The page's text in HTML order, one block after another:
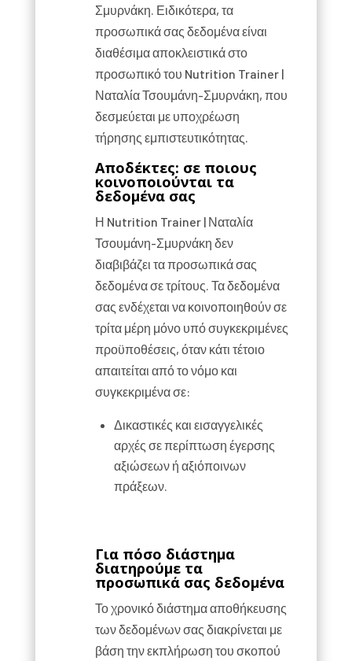
Σμυρνάκη. Ειδικότερα, τα
προσωπικά σας δεδομένα είναι
διαθέσιμα αποκλειστικά στο
προσωπικό του Nutrition Trainer |
Ναταλία Τσουμάνη-Σμυρνάκη, που
δεσμεύεται με υποχρέωση
τήρησης εμπιστευτικότητας.
Αποδέκτες: σε ποιους
κοινοποιούνται τα
δεδομένα σας
Η Nutrition Trainer | Ναταλία
Τσουμάνη-Σμυρνάκη δεν
διαβιβάζει τα προσωπικά σας
δεδομένα σε τρίτους. Τα δεδομένα
σας ενδέχεται να κοινοποιηθούν σε
τρίτα μέρη μόνο υπό συγκεκριμένες
προϋποθέσεις, όταν κάτι τέτοιο
απαιτείται από το νόμο και
συγκεκριμένα σε:
Δικαστικές και εισαγγελικές
αρχές σε περίπτωση έγερσης
αξιώσεων ή αξιόποινων
πράξεων.
Για πόσο διάστημα
διατηρούμε τα
προσωπικά σας δεδομένα
Το χρονικό διάστημα αποθήκευσης
των δεδομένων σας διακρίνεται με
βάση την εκπλήρωση του σκοπού